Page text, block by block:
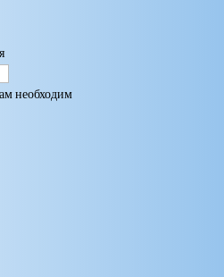
необходим